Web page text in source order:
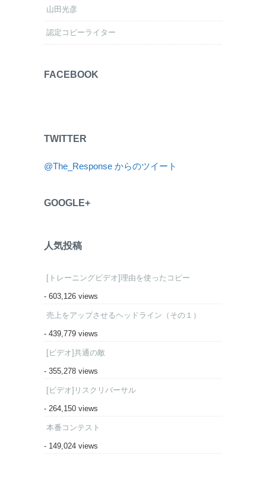
山田光彦
認定コピーライター
FACEBOOK
TWITTER
@The_Response からのツイート
GOOGLE+
人気投稿
[トレーニングビデオ]理由を使ったコピー
- 603,126 views
売上をアップさせるヘッドライン（その１）
- 439,779 views
[ビデオ]共通の敵
- 355,278 views
[ビデオ]リスクリバーサル
- 264,150 views
本番コンテスト
- 149,024 views